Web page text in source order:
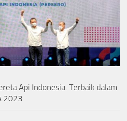
Api Indonesia: Terbaik dalam
2023